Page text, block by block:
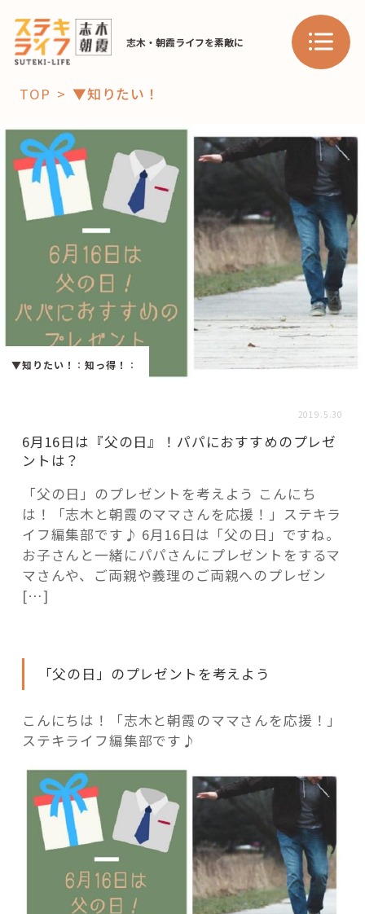
志木・朝霞ライフを素敵に
「コト」
子育て
暮らし
おすすめ
スポット 学び・教育
「場」
HAREL HAREL
活用事例
「モノ」
fleXe リノベ事例
「ひと」
これからの暮らし 住み替え相談
記事検索
TOP ▼知りたい！
▼知りたい！ ：知っ得！ ：
2019.5.30
6月16日は『父の日』！パパにおすすめのプレゼ
ントは？
「父の日」のプレゼントを考えよう こんにち
は！「志木と朝霞のママさんを応援！」ステキラ
イフ編集部です♪ 6月16日は「父の日」ですね。
お子さんと一緒にパパさんにプレゼントをするマ
マさんや、ご両親や義理のご両親へのプレゼン
[…]
「父の日」のプレゼントを考えよう
こんにちは！「志木と朝霞のママさんを応援！」
ステキライフ編集部です♪